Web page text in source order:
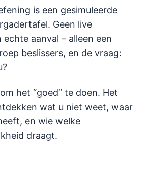
is een gesimuleerde
Geen live
echte aanval – alleen een
beslissers, en de vraag:
het “goed” te doen. Het
wat u niet weet, waar
en wie welke
draagt.